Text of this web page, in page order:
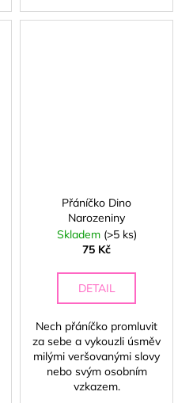
Přáníčko Dino
Narozeniny
Skladem (>5 ks)
75 Kč
DETAIL
Nech přáníčko promluvit
za sebe a vykouzli úsměv
milými veršovanými slovy
nebo svým osobním
vzkazem.